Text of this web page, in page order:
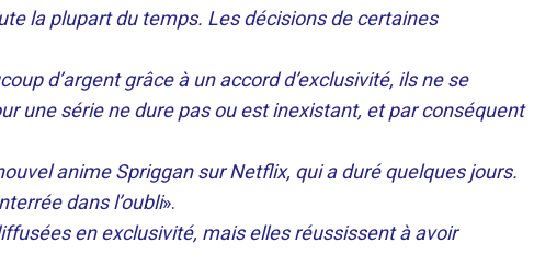
la plupart du temps. Les décisions de certaines
d’argent grâce à un accord d’exclusivité, ils ne se
une série ne dure pas ou est inexistant, et par conséquent
anime Spriggan sur Netflix, qui a duré quelques jours.
dans l’oubli».
en exclusivité, mais elles réussissent à avoir